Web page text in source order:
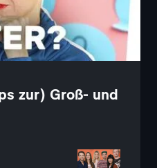
zur) Groß- und